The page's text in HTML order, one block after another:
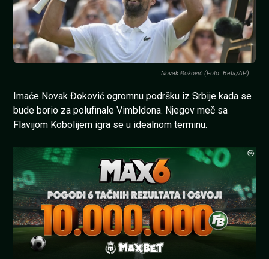
Novak Đoković (Foto: Beta/AP)
Imaće Novak Đoković ogromnu podršku iz Srbije kada se
bude borio za polufinale Vimbldona. Njegov meč sa
Flavijom Kobolijem igra se u idealnom terminu.